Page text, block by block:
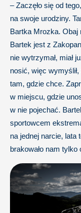
– Zaczęło się od
na swoje urodziny.
Bartka Mrozka. Obaj
Bartek jest z
nie wytrzymał, miał
nosić, więc
tam, gdzie chce.
w miejscu, gdzie
w nie pojechać.
sportowcem
na jednej narcie, lata
brakowało nam